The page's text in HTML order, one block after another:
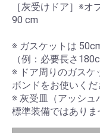
［灰受けドア］※
90 cm
※ ガスケットは
（例：必要長さ
※ ドア周りのガスケ
ボンドをお使いくだ
※ 灰受皿（アッシュ
標準装備ではありま